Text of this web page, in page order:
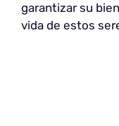
garantizar su
vida de estos